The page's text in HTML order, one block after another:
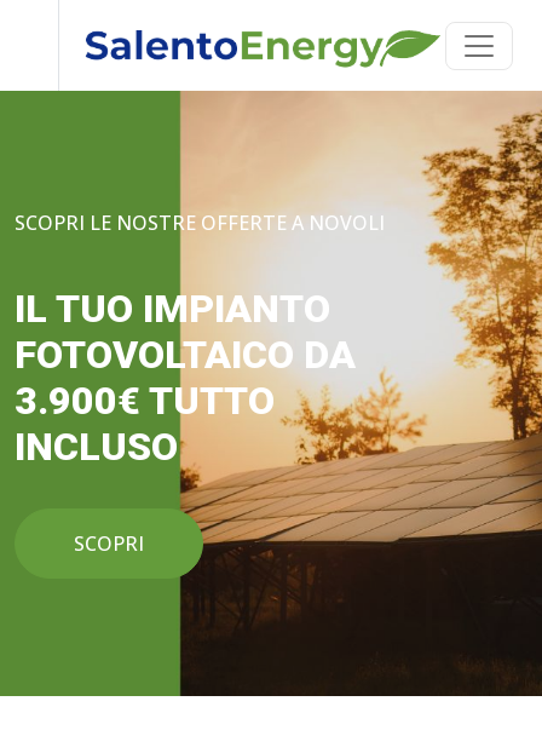
SCOPRI LE NOSTRE OFFERTE A NOVOLI
IL TUO IMPIANTO
FOTOVOLTAICO DA
3.900€ TUTTO
INCLUSO
SCOPRI